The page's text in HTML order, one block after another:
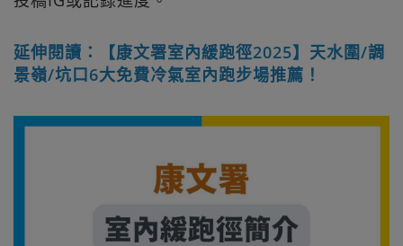
延伸閱讀：【康文署室內緩跑徑2025】天水圍/調
景嶺/坑口6大免費冷氣室內跑步場推薦！